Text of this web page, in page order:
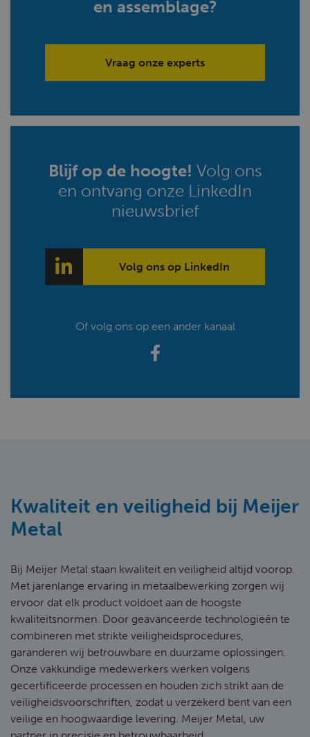
en assemblage?
Vraag onze experts
Blijf op de hoogte! Volg ons
en ontvang onze LinkedIn
nieuwsbrief
Volg ons op LinkedIn
Of volg ons op een ander kanaal
Kwaliteit en veiligheid bij Meijer
Metal
Bij Meijer Metal staan kwaliteit en veiligheid altijd voorop.
Met jarenlange ervaring in metaalbewerking zorgen wij
ervoor dat elk product voldoet aan de hoogste
kwaliteitsnormen. Door geavanceerde technologieën te
combineren met strikte veiligheidsprocedures,
garanderen wij betrouwbare en duurzame oplossingen.
Onze vakkundige medewerkers werken volgens
gecertificeerde processen en houden zich strikt aan de
veiligheidsvoorschriften, zodat u verzekerd bent van een
veilige en hoogwaardige levering. Meijer Metal, uw